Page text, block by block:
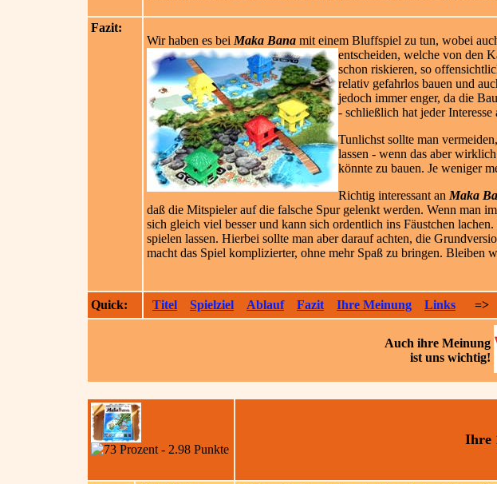
Fazit:
Wir haben es bei Maka Bana mit einem Bluffspiel zu tun, wobei
entscheiden, welche von den
schon riskieren, so
relativ gefahrlos bauen und
jedoch immer enger, da die
- schließlich hat jeder
Tunlichst sollte man
lassen - wenn das aber
könnte zu bauen. Je weniger
Richtig interessant an Maka
daß die Mitspieler auf die falsche Spur gelenkt werden. Wenn man
sich gleich viel besser und kann sich ordentlich ins Fäustchen
spielen lassen. Hierbei sollte man aber darauf achten, die
macht das Spiel komplizierter, ohne mehr Spaß zu bringen. Bleiben
Quick:
Titel Spielziel Ablauf Fazit Ihre Meinung Links =>
Auch ihre Meinung
ist uns wichtig!
Ihre